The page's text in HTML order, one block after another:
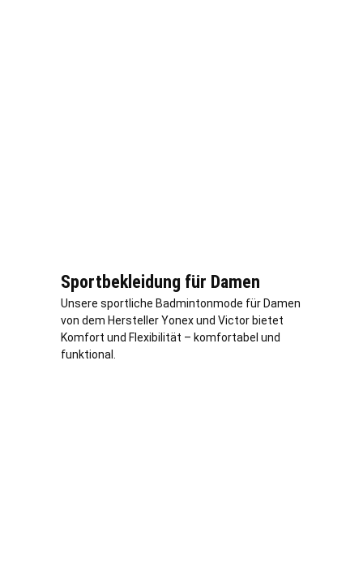
Sportbekleidung für Damen
Unsere sportliche Badmintonmode für Damen
von dem Hersteller Yonex und Victor bietet
Komfort und Flexibilität – komfortabel und
funktional.